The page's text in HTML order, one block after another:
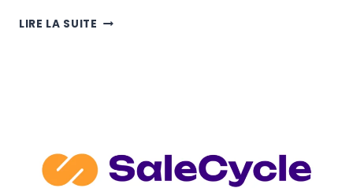
LIRE LA SUITE SALECYCLE
NOUVELLE
IDENTITÉ